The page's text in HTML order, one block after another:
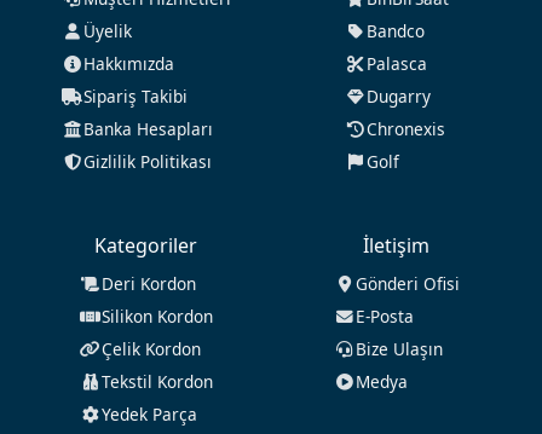
Üyelik
Hakkımızda
Sipariş Takibi
Banka Hesapları
Gizlilik Politikası
Bandco
Palasca
Dugarry
Chronexis
Golf
Kategoriler
Deri Kordon
Silikon Kordon
Çelik Kordon
Tekstil Kordon
Yedek Parça
İletişim
Gönderi Ofisi
E-Posta
Bize Ulaşın
Medya